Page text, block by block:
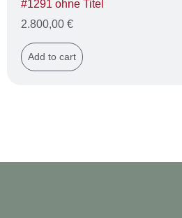
#1291 ohne Titel
2.800,00 €
Add to cart